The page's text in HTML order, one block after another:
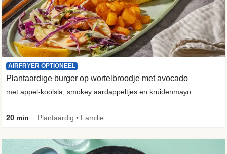
AIRFRYER OPTIONEEL
Plantaardige burger op wortelbroodje met avocado
met appel-koolsla, smokey aardappeltjes en kruidenmayo
20 min Plantaardig • Familie